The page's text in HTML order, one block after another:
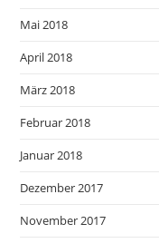
Mai 2018
April 2018
März 2018
Februar 2018
Januar 2018
Dezember 2017
November 2017